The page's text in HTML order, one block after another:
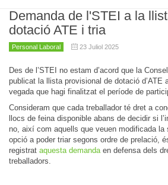
Demanda de l'STEI a la
dotació ATE i tria
Personal Laboral 23 Juliol 2025
Des de l’STEI no estam d’acord que la
publicat la llista provisional de dotació d’ATE
vegada que hagi finalitzat el període de
Consideram que cada treballador té dret a
llocs de feina disponible abans de decidir si
no, així com aquells que veuen modificada la
opció a poder triar segons ordre de prelació,
registrat aquesta demandaen defensa dels
treballadors.